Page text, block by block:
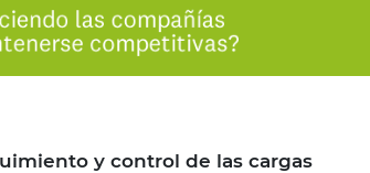
y control de las cargas